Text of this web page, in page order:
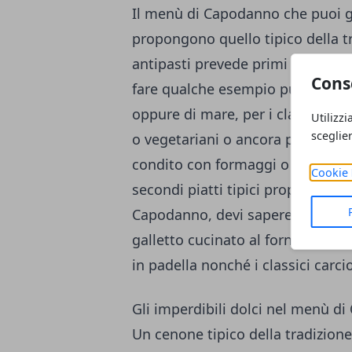
Cookie
Il menù di Capodanno che
propongono quello tipico della
antipasti prevede primi piatti
fare qualche esempio puoi
oppure di mare, per i classici
o vegetariani o ancora per un
condito con formaggi o con una
secondi piatti tipici proposti dai
Capodanno, devi sapere che i
galletto cucinato al forno con
in padella nonché i classici
Gli imperdibili dolci nel menù di
Un cenone tipico della